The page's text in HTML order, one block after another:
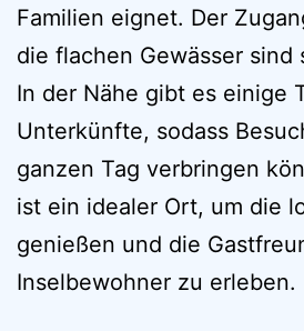
Familien eignet. Der
die flachen Gewässer sind
In der Nähe gibt es einige
Unterkünfte, sodass
ganzen Tag verbringen
ist ein idealer Ort, um die
genießen und die
Inselbewohner zu erleben.